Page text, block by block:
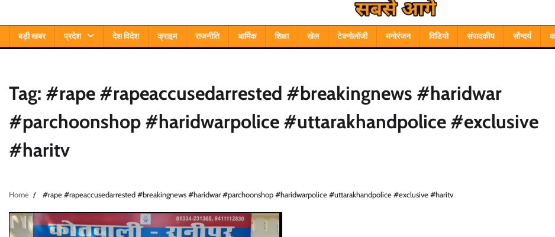
बड़ी खबर प्रदेश देश विदेश क्राइम राजनीति धार्मिक शिक्षा खेल टेक्नोलॉजी मनोरंजन विडियो संपादकीय सौन्दर्य
Tag: #rape #rapeaccusedarrested #breakingnews #haridwar
#parchoonshop #haridwarpolice #uttarakhandpolice #exclusive
#haritv
Home #rape #rapeaccusedarrested #breakingnews #haridwar #parchoonshop #haridwarpolice #uttarakhandpolice #exclusive #haritv